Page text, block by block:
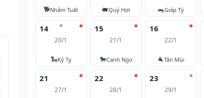
🐕Nhâm Tuất 🐖Quý Hợi 🐀Giáp Tý
⭐
14
20/1
🐍Kỷ Tỵ
15
21/1
🐎Canh Ngọ
16
22/1
🐐Tân Mùi
21
27/1
22
28/1
23
29/1